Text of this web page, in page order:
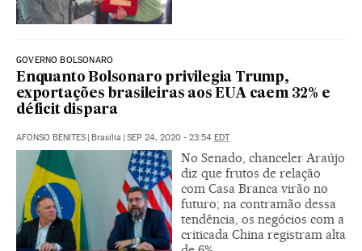
GOVERNO BOLSONARO
Enquanto Bolsonaro privilegia Trump,
exportações brasileiras aos EUA caem 32% e
déficit dispara
AFONSO BENITES | Brasília | SEP 24, 2020 - 23:54 EDT
No Senado, chanceler Araújo
diz que frutos de relação
com Casa Branca virão no
futuro; na contramão dessa
tendência, os negócios com a
criticada China registram alta